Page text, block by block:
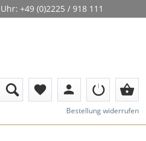
+49 (0)2225 / 918 111
favorite person shopping_basket
Bestellung widerrufen